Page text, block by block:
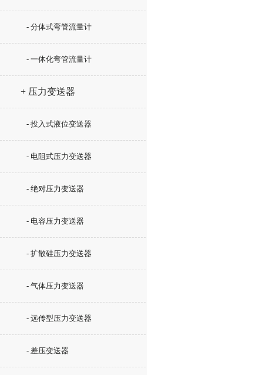
- 分体式弯管流量计
- 一体化弯管流量计
+ 压力变送器
- 投入式液位变送器
- 电阻式压力变送器
- 绝对压力变送器
- 电容压力变送器
- 扩散硅压力变送器
- 气体压力变送器
- 远传型压力变送器
- 差压变送器